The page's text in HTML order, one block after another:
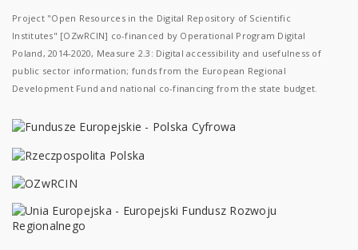
Project "Open Resources in the Digital Repository of Scientific
Institutes" [OZwRCIN] co-financed by Operational Program Digital
Poland, 2014-2020, Measure 2.3: Digital accessibility and usefulness of
public sector information; funds from the European Regional
Development Fund and national co-financing from the state budget.